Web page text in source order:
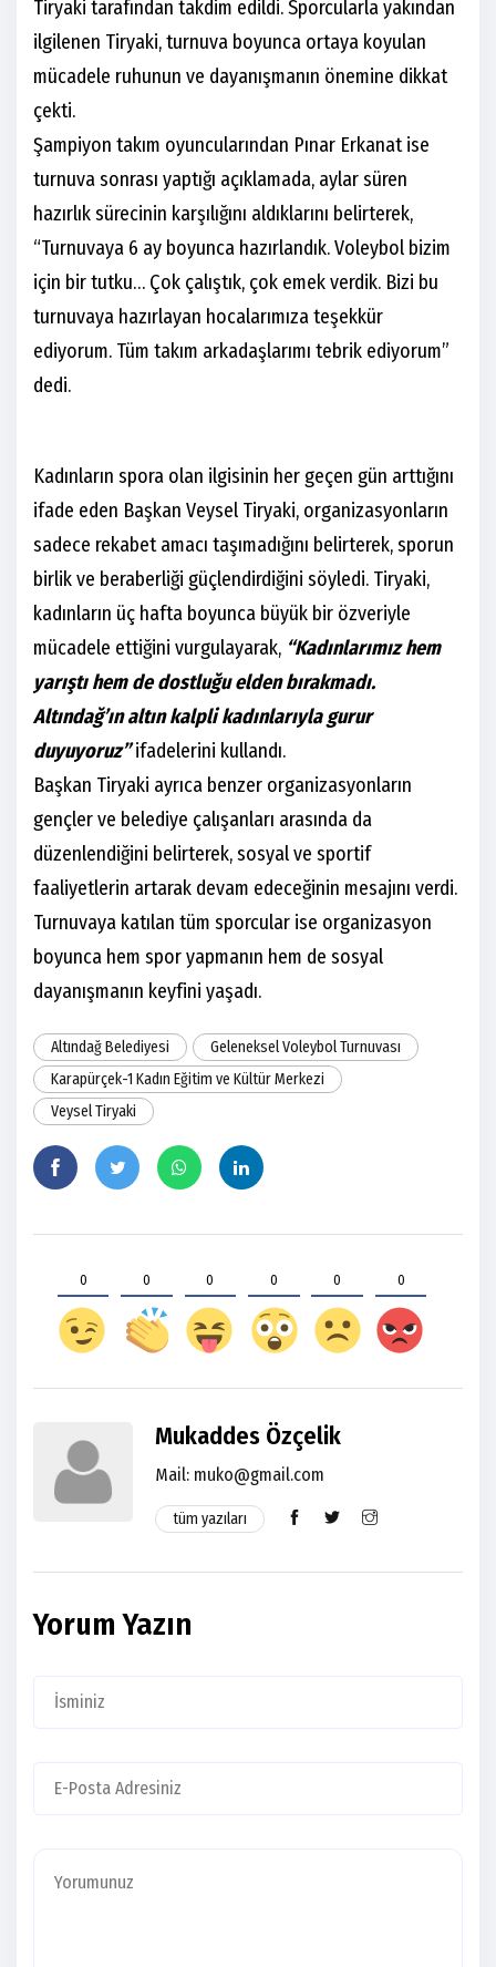
Tiryaki tarafından takdim edildi. Sporcularla yakından
ilgilenen Tiryaki, turnuva boyunca ortaya koyulan
mücadele ruhunun ve dayanışmanın önemine dikkat
çekti.
Şampiyon takım oyuncularından Pınar Erkanat ise
turnuva sonrası yaptığı açıklamada, aylar süren
hazırlık sürecinin karşılığını aldıklarını belirterek,
“Turnuvaya 6 ay boyunca hazırlandık. Voleybol bizim
için bir tutku… Çok çalıştık, çok emek verdik. Bizi bu
turnuvaya hazırlayan hocalarımıza teşekkür
ediyorum. Tüm takım arkadaşlarımı tebrik ediyorum”
dedi.
Kadınların spora olan ilgisinin her geçen gün arttığını
ifade eden Başkan Veysel Tiryaki, organizasyonların
sadece rekabet amacı taşımadığını belirterek, sporun
birlik ve beraberliği güçlendirdiğini söyledi. Tiryaki,
kadınların üç hafta boyunca büyük bir özveriyle
mücadele ettiğini vurgulayarak, “Kadınlarımız hem
yarıştı hem de dostluğu elden bırakmadı.
Altındağ’ın altın kalpli kadınlarıyla gurur
duyuyoruz”ifadelerini kullandı.
Başkan Tiryaki ayrıca benzer organizasyonların
gençler ve belediye çalışanları arasında da
düzenlendiğini belirterek, sosyal ve sportif
faaliyetlerin artarak devam edeceğinin mesajını verdi.
Turnuvaya katılan tüm sporcular ise organizasyon
boyunca hem spor yapmanın hem de sosyal
dayanışmanın keyfini yaşadı.
Altındağ Belediyesi
Geleneksel Voleybol Turnuvası
Karapürçek-1 Kadın Eğitim ve Kültür Merkezi
Veysel Tiryaki
0 0 0 0 0 0
Mukaddes Özçelik
Mail: muko@gmail.com
tüm yazıları
Yorum Yazın